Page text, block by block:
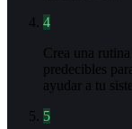
4
Crea una
predecibles
ayudar a tu
5